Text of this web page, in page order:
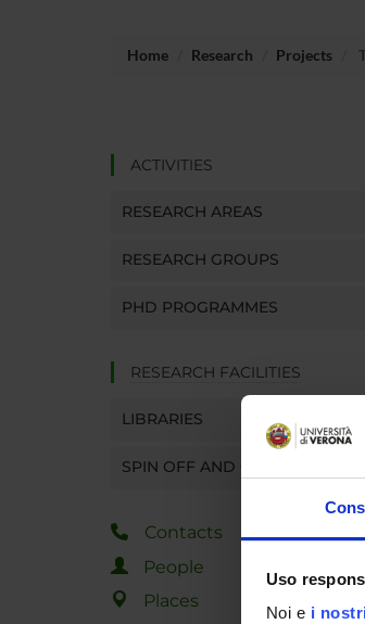
Uso
Noi e i
Home Research Projects
ACTIVITIES
RESEARCH AREAS
RESEARCH GROUPS
PHD PROGRAMMES
RESEARCH FACILITIES
LIBRARIES
SPIN OFF AND COMPANIES
Contacts
People
Places